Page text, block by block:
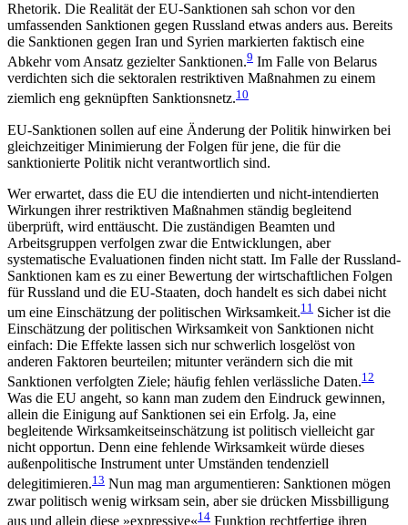
Rhetorik. Die Realität der EU-Sanktionen sah schon vor den
umfassenden Sanktionen gegen Russland etwas anders aus. Bereits
die Sanktionen gegen Iran und Syrien markierten faktisch eine
Abkehr vom Ansatz gezielter Sanktionen.9 Im Falle von Belarus
verdichten sich die sekto­ralen restriktiven Maßnahmen zu einem
ziemlich eng geknüpften Sanktionsnetz.10
EU-Sanktionen sollen auf eine Ände­rung der Politik hinwirken bei
gleich­zeitiger Minimierung der Folgen für jene, die für die
sanktionierte Politik nicht verantwortlich sind.
Wer erwartet, dass die EU die intendierten und nicht-intendierten
Wirkungen ihrer restriktiven Maßnahmen ständig begleitend
überprüft, wird ent­täuscht. Die zuständigen Beamten und
Arbeitsgruppen verfolgen zwar die Entwicklungen, aber
systematische Evaluationen finden nicht statt. Im Falle der Russland-
Sanktionen kam es zu einer Bewertung der wirtschaftlichen Folgen
für Russland und die EU-Staaten, doch handelt es sich dabei nicht
um eine Einschätzung der politischen Wirksamkeit.11 Sicher ist die
Einschätzung der politischen Wirksamkeit von Sanktionen nicht
einfach: Die Effekte lassen sich nur schwerlich losgelöst von
anderen Faktoren beurteilen; mitunter verändern sich die mit
Sanktionen verfolg­ten Ziele; häufig fehlen verlässliche Daten.12
Was die EU angeht, so kann man zudem den Eindruck gewin­nen,
allein die Einigung auf Sanktionen sei ein Erfolg. Ja, eine
begleitende Wirksamkeitseinschätzung ist politisch vielleicht gar
nicht opportun. Denn eine fehlende Wirksamkeit würde dieses
außenpolitische Instrument unter Umständen tendenziell
delegitimieren.13 Nun mag man argumentieren: Sanktionen mögen
zwar politisch wenig wirksam sein, aber sie drücken Missbilligung
aus und allein diese »expres­sive«14 Funktion rechtfertige ihren